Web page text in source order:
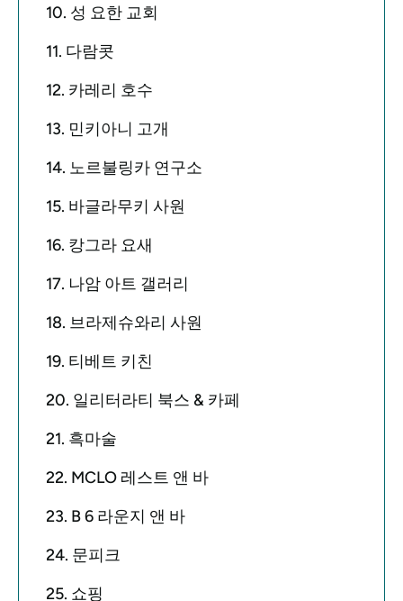
10. 성 요한 교회
11. 다람콧
12. 카레리 호수
13. 민키아니 고개
14. 노르불링카 연구소
15. 바글라무키 사원
16. 캉그라 요새
17. 나암 아트 갤러리
18. 브라제슈와리 사원
19. 티베트 키친
20. 일리터라티 북스 & 카페
21. 흑마술
22. MCLO 레스트 앤 바
23. B 6 라운지 앤 바
24. 문피크
25. 쇼핑